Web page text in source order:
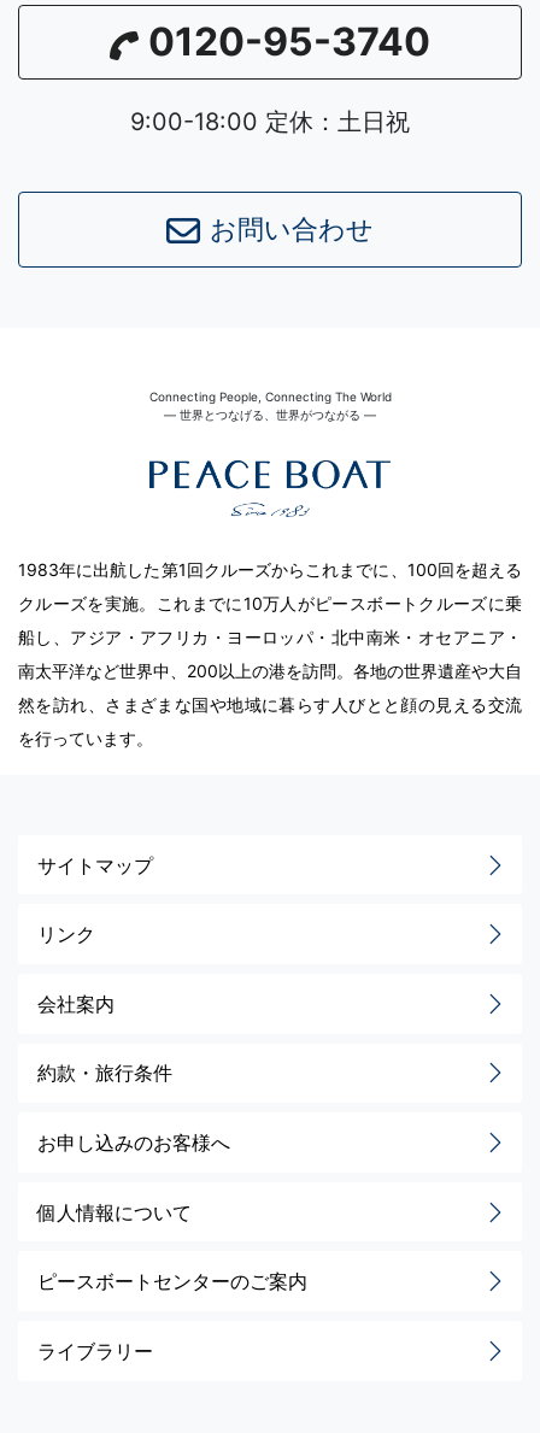
0120-95-3740
9:00-18:00 定休：土日祝
お問い合わせ
Connecting People, Connecting The World
― 世界とつなげる、世界がつながる ―
1983年に出航した第1回クルーズからこれまでに、100回を超える
クルーズを実施。これまでに10万人がピースボートクルーズに乗
船し、アジア・アフリカ・ヨーロッパ・北中南米・オセアニア・
南太平洋など世界中、200以上の港を訪問。各地の世界遺産や大自
然を訪れ、さまざまな国や地域に暮らす人びとと顔の見える交流
を行っています。
サイトマップ
リンク
会社案内
約款・旅行条件
お申し込みのお客様へ
個人情報について
ピースボートセンターのご案内
ライブラリー